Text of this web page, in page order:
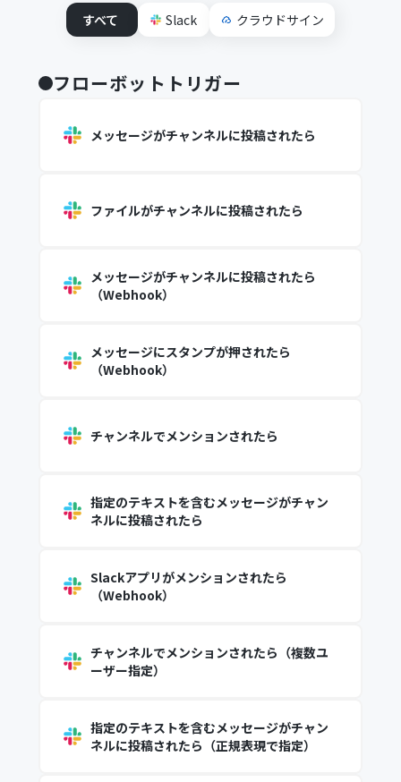
すべて
Slack クラウドサイン
フローボットトリガー
メッセージがチャンネルに投稿されたら
ファイルがチャンネルに投稿されたら
メッセージがチャンネルに投稿されたら
（Webhook）
メッセージにスタンプが押されたら
（Webhook）
チャンネルでメンションされたら
指定のテキストを含むメッセージがチャン
ネルに投稿されたら
Slackアプリがメンションされたら
（Webhook）
チャンネルでメンションされたら（複数ユ
ーザー指定）
指定のテキストを含むメッセージがチャン
ネルに投稿されたら（正規表現で指定）